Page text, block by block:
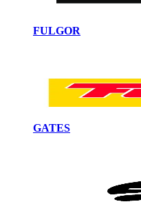
FULGOR
GATES